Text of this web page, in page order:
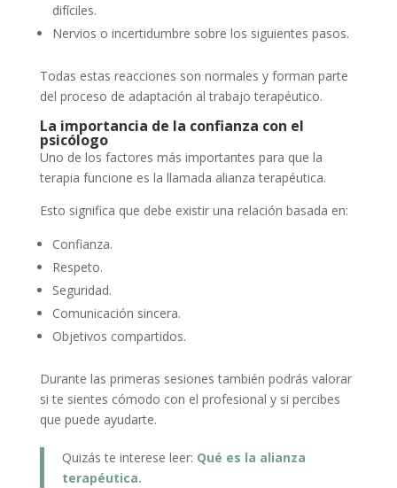
difíciles.
Nervios o incertidumbre sobre los siguientes pasos.
Todas estas reacciones son normales y forman parte
del proceso de adaptación al trabajo terapéutico.
La importancia de la confianza con el
psicólogo
Uno de los factores más importantes para que la
terapia funcione es la llamada alianza terapéutica.
Esto significa que debe existir una relación basada en:
Confianza.
Respeto.
Seguridad.
Comunicación sincera.
Objetivos compartidos.
Durante las primeras sesiones también podrás valorar
si te sientes cómodo con el profesional y si percibes
que puede ayudarte.
Quizás te interese leer: Qué es la alianza
terapéutica.